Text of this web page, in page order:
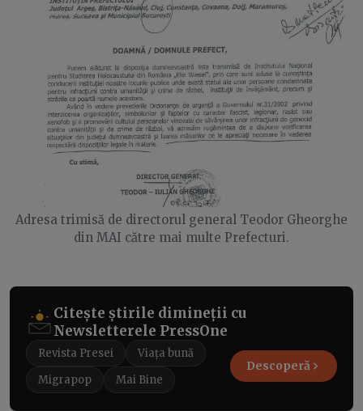
Adresa trimisă de directorul general Teodor Gheorghe
din MAI către mai multe Prefecturi.
Citește știrile dimineții cu
Newsletterele PressOne
Revista Presei
Viața bună
Migrapop
Mai Bine
Descoperă